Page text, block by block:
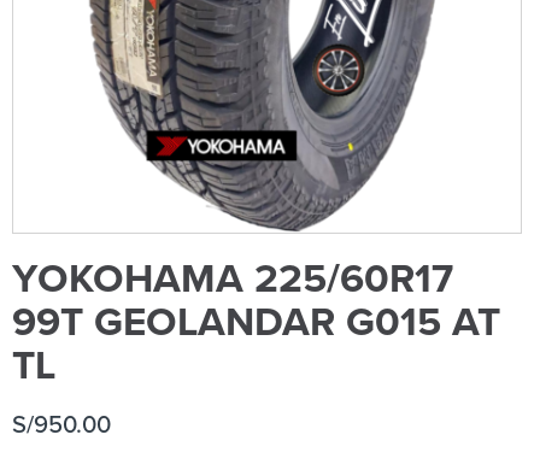
YOKOHAMA 225/60R17
99T GEOLANDAR G015 AT
TL
S/950.00